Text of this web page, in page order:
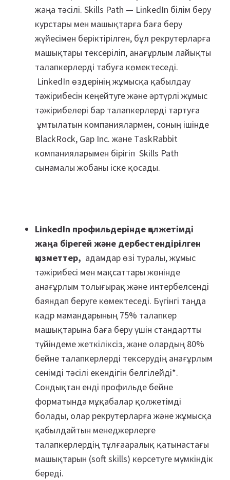
жаңа тәсілі. Skills Path — LinkedIn білім беру
курстары мен машықтарға баға беру
жүйесімен беріктірілген, бұл рекрутерларға
машықтары тексеріліп, анағұрлым лайықты
талапкерлерді табуға көмектеседі.
LinkedIn өздерінің жұмысқа қабылдау
тәжірибесін кеңейтуге және әртүрлі жұмыс
тәжірибелері бар талапкерлерді тартуға
ұмтылатын компаниялармен, соның ішінде
BlackRock, Gap Inc. және TaskRabbit
компанияларымен бірігіп Skills Path
сынамалы жобаны іске қосады.
LinkedIn профильдерінде қолжетімді
жаңа бірегей және дербестендірілген
қызметтер, адамдар өзі туралы, жұмыс
тәжірибесі мен мақсаттары жөнінде
анағұрлым толығырақ және интербелсенді
баяндап беруге көмектеседі. Бүгінгі таңда
кадр мамандарының 75% талапкер
машықтарына баға беру үшін стандартты
түйіндеме жеткіліксіз, және олардың 80%
бейне талапкерлерді тексерудің анағұрлым
сенімді тәсілі екендігін белгілейді*.
Сондықтан енді профильде бейне
форматында мұқабалар қолжетімді
болады, олар рекрутерларға және жұмысқа
қабылдайтын менеджерлерге
талапкерлердің тұлғааралық қатынастағы
машықтарын (soft skills) көрсетуге мүмкіндік
береді.